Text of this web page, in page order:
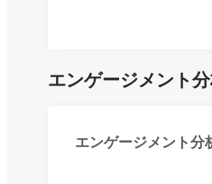
エンゲージメント
エンゲージメント分